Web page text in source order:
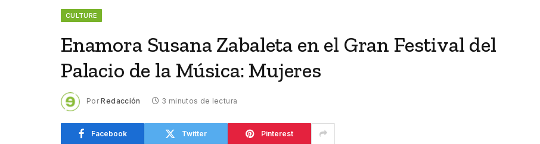
CULTURE
Enamora Susana Zabaleta en el Gran Festival del
Palacio de la Música: Mujeres
Por Redacción 3 minutos de lectura
Facebook Twitter Pinterest